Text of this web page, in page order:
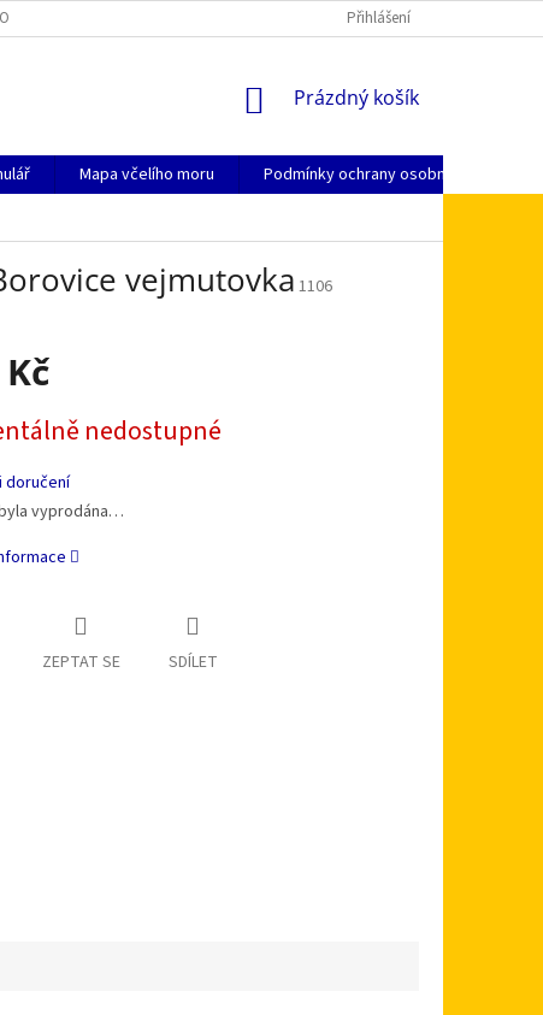
ÚDAJŮ JAK NAKUPOVAT
Přihlášení
NÁKUPNÍ
Prázdný košík
Mapa včelího moru
Podmínky ochrany osobních údajů
vejmutovka 1106
nedostupné
doručení
vyprodána…
ZEPTAT SE SDÍLET